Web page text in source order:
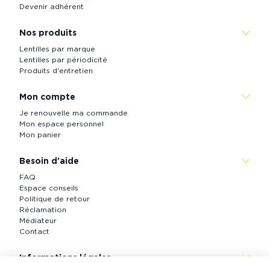
Devenir adhérent
Nos produits
Lentilles par marque
Lentilles par périodicité
Produits d'entretien
Mon compte
Je renouvelle ma commande
Mon espace personnel
Mon panier
Besoin d'aide
FAQ
Espace conseils
Politique de retour
Réclamation
Médiateur
Contact
Informations légales